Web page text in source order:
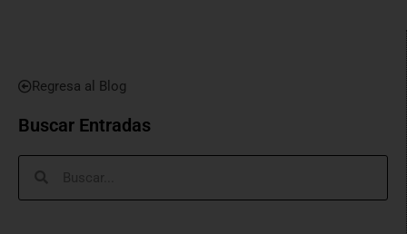
Regresa al Blog
Buscar Entradas